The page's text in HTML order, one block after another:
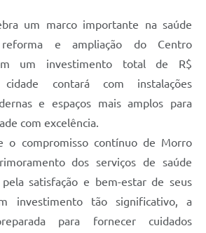
um marco importante na saúde
e ampliação do Centro
um investimento total de R$
contará com instalações
e espaços mais amplos para
com excelência.
o compromisso contínuo de Morro
dos serviços de saúde
satisfação e bem-estar de seus
investimento tão significativo, a
para fornecer cuidados